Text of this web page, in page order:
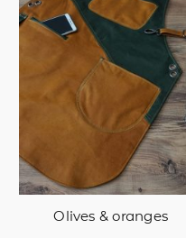
Οlives & oranges